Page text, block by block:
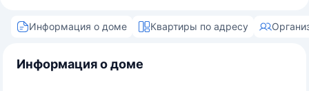
Информация о доме Квартиры по адресу
Информация о доме